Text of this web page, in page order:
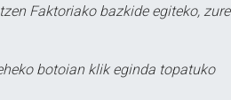
Faktoriako bazkide egiteko, zure
botoian klik eginda topatuko